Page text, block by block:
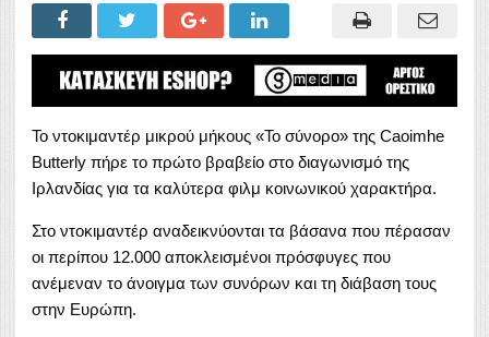
Το ντοκιμαντέρ μικρού μήκους «Το σύνορο» της Caoimhe
Butterly πήρε το πρώτο βραβείο στο διαγωνισμό της
Ιρλανδίας για τα καλύτερα φιλμ κοινωνικού χαρακτήρα.
Στο ντοκιμαντέρ αναδεικνύονται τα βάσανα που πέρασαν
οι περίπου 12.000 αποκλεισμένοι πρόσφυγες που
ανέμεναν το άνοιγμα των συνόρων και τη διάβαση τους
στην Ευρώπη.